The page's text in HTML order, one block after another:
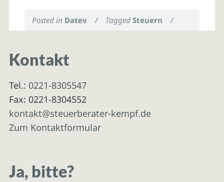
Posted in Datev / TaggedSteuern /
Kontakt
Tel.: 0221-8305547
Fax: 0221-8304552
kontakt@steuerberater-kempf.de
Zum Kontaktformular
Ja, bitte?